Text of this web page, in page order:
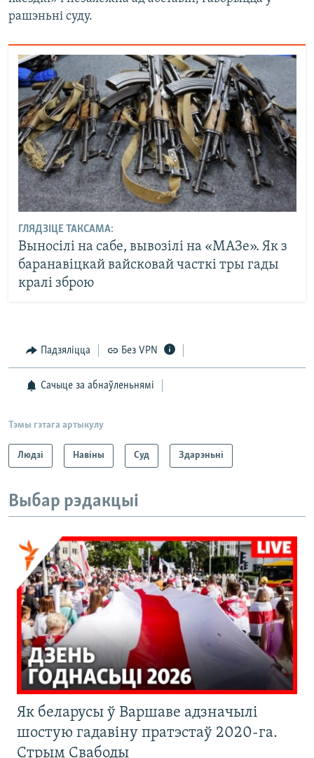
рашэньні суду.
ГЛЯДЗІЦЕ ТАКСАМА:
Выносілі на сабе, вывозілі на «МАЗе». Як з
баранавіцкай вайсковай часткі тры гады
кралі зброю
Падзяліцца Без VPN
Сачыце за абнаўленьнямі
Тэмы гэтага артыкулу
Людзі Навіны Суд Здарэньні
Выбар рэдакцыі
Як беларусы ў Варшаве адзначылі
шостую гадавіну пратэстаў 2020-га.
Стрым Свабоды